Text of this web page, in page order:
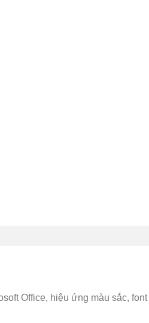
Office, hiệu ứng màu sắc, font